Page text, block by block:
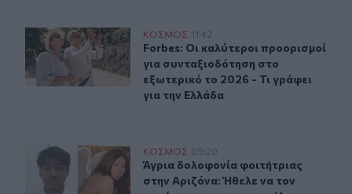
Forbes: Οι καλύτεροι προορισμοί για
ΚΟΣΜΟΣ 11:42
Forbes: Οι καλύτεροι προορισμοί
Forbes: Οι καλύτεροι προορισμοί
για συνταξιοδότηση στο
εξωτερικό το 2026 - Τι γράφει
για την Ελλάδα
Άγρια δολοφονία φοιτήτριας στην Αριζόνα: Ήθελε να
ΚΟΣΜΟΣ 09:20
Άγρια δολοφονία φοιτήτριας στην
Άγρια δολοφονία φοιτήτριας
στην Αριζόνα: Ήθελε να τον